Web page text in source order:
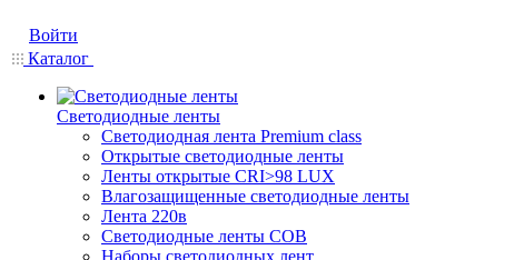
Войти
Каталог
Светодиодные ленты
Светодиодная лента Premium class
Открытые светодиодные ленты
Ленты открытые CRI>98 LUX
Влагозащищенные светодиодные ленты
Лента 220в
Светодиодные ленты COB
Наборы светодиодных лент